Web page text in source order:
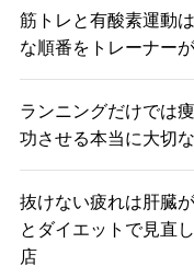
筋トレと有酸素運動
な順番をトレーナー
ランニングだけでは
功させる本当に大切
抜けない疲れは肝臓
とダイエットで見直
店